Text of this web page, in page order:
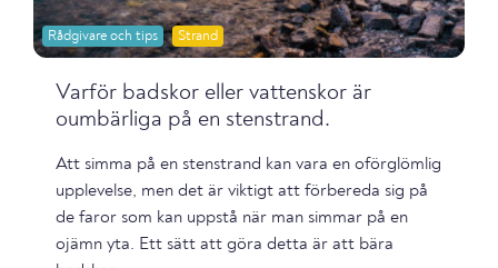
Rådgivare och tips Strand
Varför badskor eller vattenskor är
oumbärliga på en stenstrand.
Att simma på en stenstrand kan vara en oförglömlig
upplevelse, men det är viktigt att förbereda sig på
de faror som kan uppstå när man simmar på en
ojämn yta. Ett sätt att göra detta är att bära